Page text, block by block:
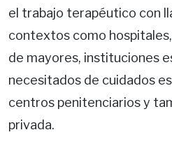
el trabajo terapéutico con
contextos como
de mayores, instituciones
necesitados de cuidados
centros penitenciarios y
privada.